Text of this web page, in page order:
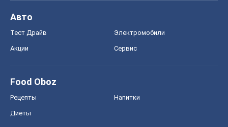
Авто
Тест Драйв Электромобили
Акции Сервис
Food Oboz
Рецепты Напитки
Диеты